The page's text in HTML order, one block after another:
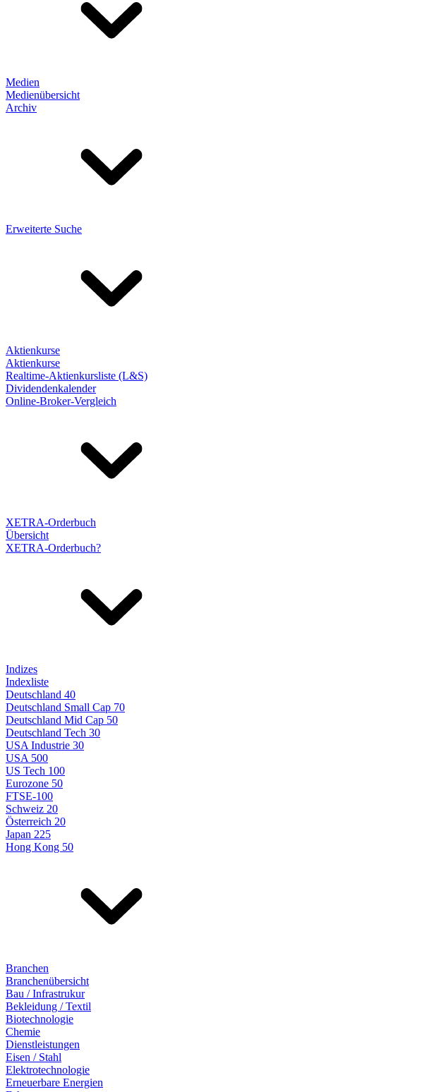
Medien
Medienübersicht
Archiv
Erweiterte Suche
Aktienkurse
Aktienkurse
Realtime-Aktienkursliste (L&S)
Dividendenkalender
Online-Broker-Vergleich
XETRA-Orderbuch
Übersicht
XETRA-Orderbuch?
Indizes
Indexliste
Deutschland 40
Deutschland Small Cap 70
Deutschland Mid Cap 50
Deutschland Tech 30
USA Industrie 30
USA 500
US Tech 100
Eurozone 50
FTSE-100
Schweiz 20
Österreich 20
Japan 225
Hong Kong 50
Branchen
Branchenübersicht
Bau / Infrastrukur
Bekleidung / Textil
Biotechnologie
Chemie
Dienstleistungen
Eisen / Stahl
Elektrotechnologie
Erneuerbare Energien